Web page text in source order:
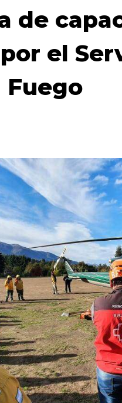
de
el
Fuego